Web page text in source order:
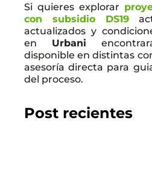
Si quieres explorar
con subsidio DS19
actualizados y
en Urbani
disponible en distintas
asesoría directa para
del proceso.
Post recientes